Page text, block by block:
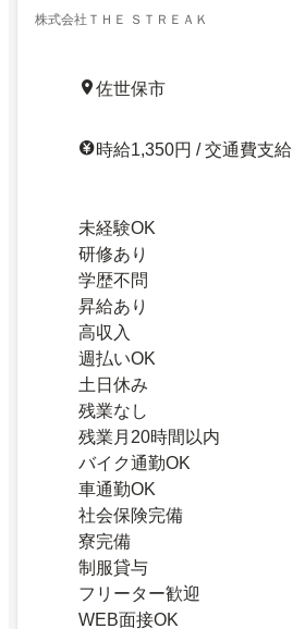
株式会社ＴＨＥ ＳＴＲＥＡＫ
佐世保市
時給1,350円 / 交通費支給
未経験OK
研修あり
学歴不問
昇給あり
高収入
週払いOK
土日休み
残業なし
残業月20時間以内
バイク通勤OK
車通勤OK
社会保険完備
寮完備
制服貸与
フリーター歓迎
WEB面接OK